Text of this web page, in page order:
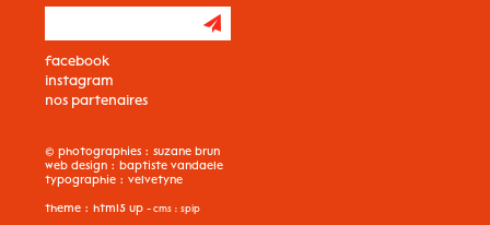
facebook
instagram
nos partenaires
© photographies : suzane brun
web design : baptiste vandaele
typographie : velvetyne
theme : html5 up - cms : spip